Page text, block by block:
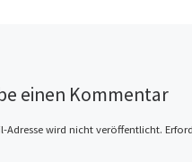
einen Kommentar
Adresse wird nicht veröffentlicht.